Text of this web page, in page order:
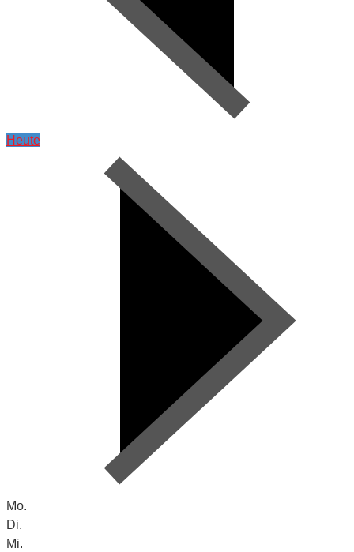
Heute
Mo.
Di.
Mi.